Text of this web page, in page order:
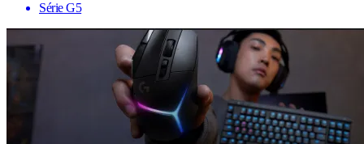
Série G5